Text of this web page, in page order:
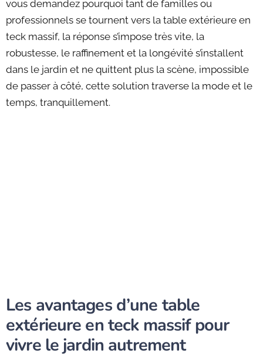
vous demandez pourquoi tant de familles ou
professionnels se tournent vers la table extérieure en
teck massif, la réponse s’impose très vite, la
robustesse, le raffinement et la longévité s’installent
dans le jardin et ne quittent plus la scène, impossible
de passer à côté, cette solution traverse la mode et le
temps, tranquillement.
Les avantages d’une table
extérieure en teck massif pour
vivre le jardin autrement